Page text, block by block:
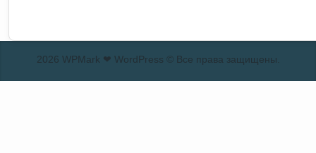
2026 WPMark ❤ WordPress © Все права защищены.